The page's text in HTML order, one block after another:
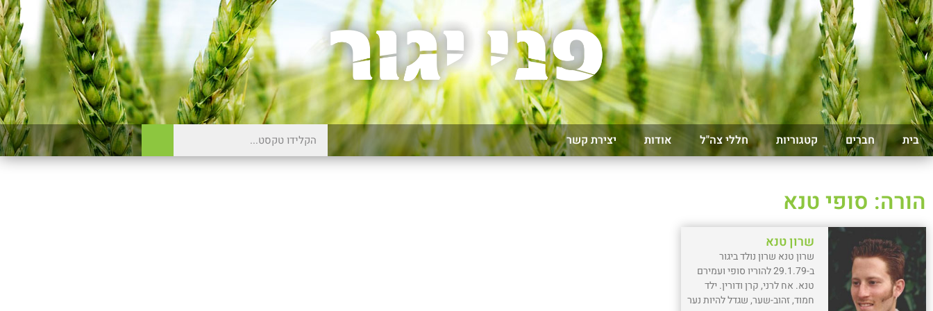
בית חברים קטגוריות חללי צה"ל אודות יצירת קשר
הורה: סופי טנא
שרון טנא
שרון טנא שרון נולד ביגור
ב-29.1.79 להוריו סופי ועמירם
טנא. אח לרני, קרן ודורין. ילד
חמוד, זהוב-שער, שגדל להיות נער